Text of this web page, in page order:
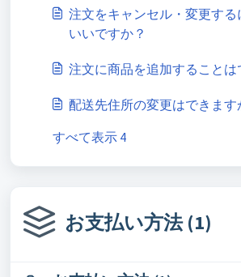
注文をキャンセル・変更する
いいですか？
注文に商品を追加することは
配送先住所の変更はできます
すべて表示 4
お支払い方法 (1)